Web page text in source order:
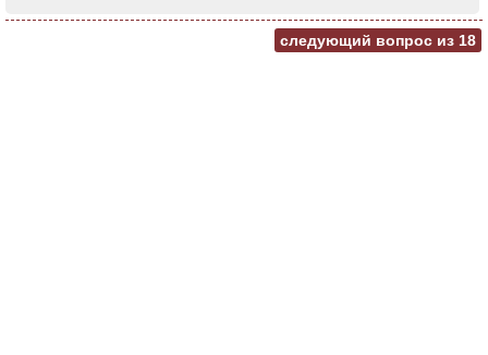
следующий вопрос из 18